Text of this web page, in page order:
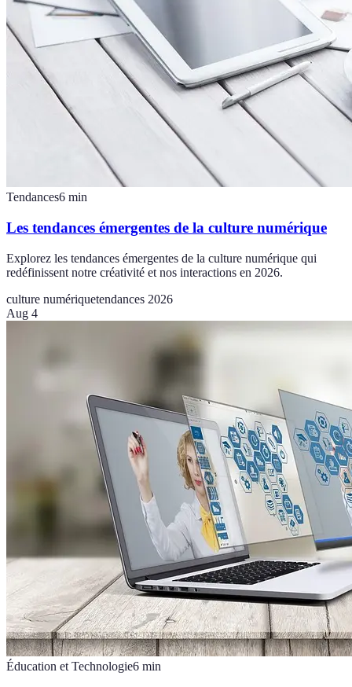
Tendances6 min
Les tendances émergentes de la culture numérique
Explorez les tendances émergentes de la culture numérique qui
redéfinissent notre créativité et nos interactions en 2026.
culture numériquetendances 2026
Aug 4
Éducation et Technologie6 min